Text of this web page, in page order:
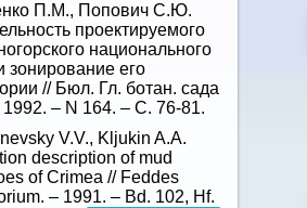
П.М., Попович С.Ю.
проектируемого
национального
зонирование его
// Бюл. Гл. ботан. сада
– N 164. – C. 76-81.
V.V., Kljukin A.A.
description of mud
of Crimea // Feddes
– 1991. – Bd. 102, Hf.